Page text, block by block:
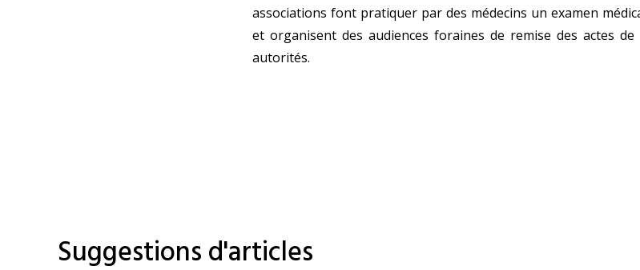
associations font pratiquer par des médecins un examen
et organisent des audiences foraines de remise des actes de
autorités.
Suggestions d'articles